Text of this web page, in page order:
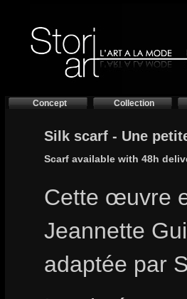
Concept Collection
Silk scarf - Une
Scarf available with 48h
Cette œuvre
Jeannette
adaptée par